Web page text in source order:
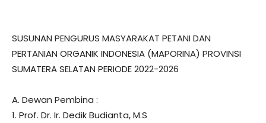
SUSUNAN PENGURUS MASYARAKAT PETANI DAN
PERTANIAN ORGANIK INDONESIA (MAPORINA) PROVINSI
SUMATERA SELATAN PERIODE 2022-2026
A. Dewan Pembina :
1. Prof. Dr. Ir. Dedik Budianta, M.S